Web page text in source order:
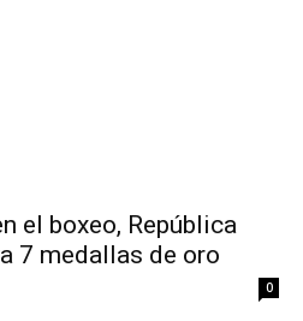
el boxeo, República
7 medallas de oro
0